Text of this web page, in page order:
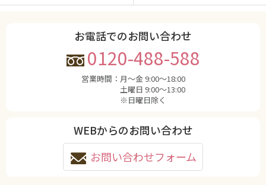
お電話でのお問い合わせ
0120-488-588
営業時間： 月〜金 9:00〜18:00
土曜日 9:00〜13:00
※日曜日除く
WEBからのお問い合わせ
お問い合わせフォーム